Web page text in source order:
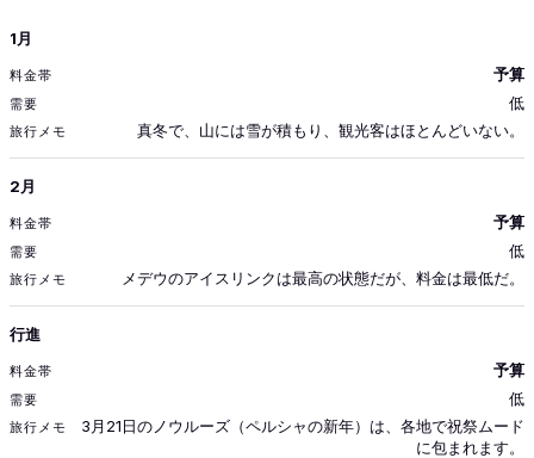
月
1月
予算
低
真冬で、山には雪が積もり、観光客はほとんどいない。
2月
予算
低
メデウのアイスリンクは最高の状態だが、料金は最低だ。
行進
予算
低
3月21日のノウルーズ（ペルシャの新年）は、各地で祝祭ムード
に包まれます。